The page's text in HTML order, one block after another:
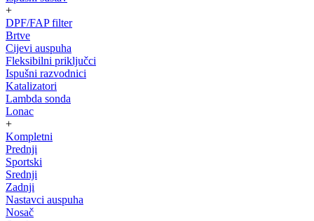
+
DPF/FAP filter
Brtve
Cijevi auspuha
Fleksibilni priključci
Ispušni razvodnici
Katalizatori
Lambda sonda
Lonac
+
Kompletni
Prednji
Sportski
Srednji
Zadnji
Nastavci auspuha
Nosač